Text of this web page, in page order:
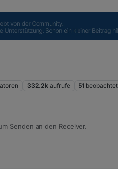
332.2k aufrufe 51 beobachtet
Senden an den Receiver.